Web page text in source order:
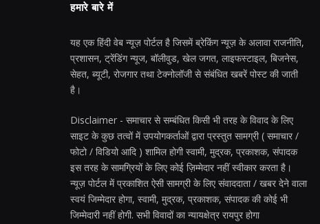
हमारे बारे में
यह एक हिंदी वेब न्यूज़ पोर्टल है जिसमें ब्रेकिंग न्यूज़ के अलावा राजनीति,
प्रशासन, ट्रेंडिंग न्यूज, बॉलीवुड, खेल जगत, लाइफस्टाइल, बिजनेस,
सेहत, ब्यूटी, रोजगार तथा टेक्नोलॉजी से संबंधित खबरें पोस्ट की जाती
है।
Disclaimer - समाचार से सम्बंधित किसी भी तरह के विवाद के लिए
साइट के कुछ तत्वों में उपयोगकर्ताओं द्वारा प्रस्तुत सामग्री ( समाचार /
फोटो / विडियो आदि ) शामिल होगी स्वामी, मुद्रक, प्रकाशक, संपादक
इस तरह के सामग्रियों के लिए कोई ज़िम्मेदार नहीं स्वीकार करता है।
न्यूज़ पोर्टल में प्रकाशित ऐसी सामग्री के लिए संवाददाता / खबर देने वाला
स्वयं जिम्मेदार होगा, स्वामी, मुद्रक, प्रकाशक, संपादक की कोई भी
जिम्मेदारी नहीं होगी. सभी विवादों का न्यायक्षेत्र रायपुर होगा